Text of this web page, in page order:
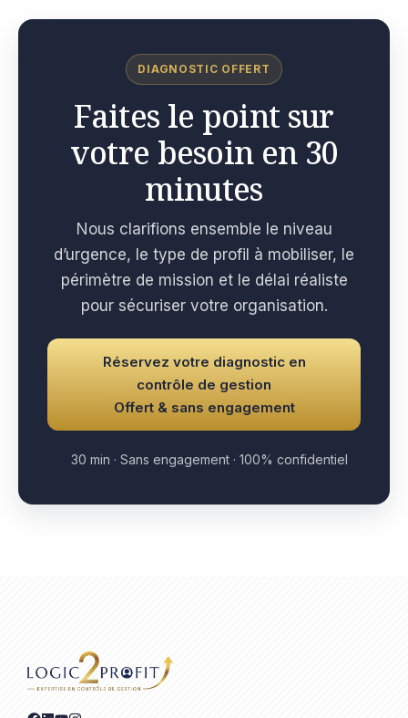
DIAGNOSTIC OFFERT
Faites le point sur
votre besoin en 30
minutes
Nous clarifions ensemble le niveau
d’urgence, le type de profil à mobiliser, le
périmètre de mission et le délai réaliste
pour sécuriser votre organisation.
Réservez votre diagnostic en
contrôle de gestion
Offert & sans engagement
30 min · Sans engagement · 100% confidentiel